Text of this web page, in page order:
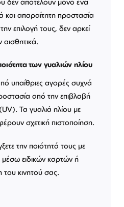
και απαραίτητη προστασία
επιλογή τους, δεν αρκεί
αισθητικά.
των γυαλιών ηλίου
υπαίθριες αγορές συχνά
από την επιβλαβή
Τα γυαλιά ηλίου με
σχετική πιστοποίηση.
την ποιότητά τους με
ειδικών καρτών ή
κινητού σας.